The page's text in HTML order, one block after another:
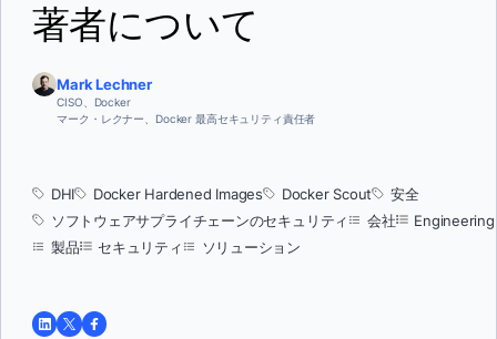
著者について
Mark Lechner
CISO、Docker
マーク・レクナー、Docker 最高セキュリティ責任者
DHI Docker Hardened Images Docker Scout
安全
ソフトウェアサプライチェーンのセキュリティ
会社
Engineering
製品
セキュリティ ソリューション